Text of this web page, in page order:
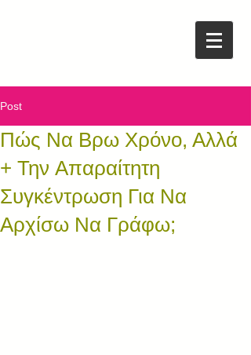
Post
Πώς Να Βρω Χρόνο, Αλλά
+ Την Aπαραίτητη
Συγκέντρωση Για Να
Αρχίσω Να Γράφω;